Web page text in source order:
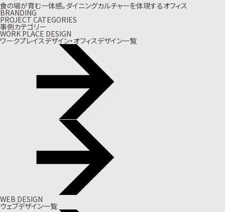
食の場が育む一体感。ダイニングカルチャーを体現するオフィス
BRANDING
PROJECT CATEGORIES
事例カテゴリー
WORK PLACE DESIGN
ワークプレイスデザイン・オフィスデザイン一覧
WEB DESIGN
ウェブデザイン一覧